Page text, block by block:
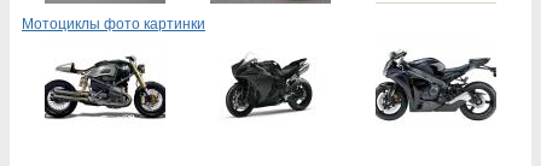
Мотоциклы фото картинки